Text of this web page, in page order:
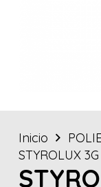
Inicio
STYROLUX